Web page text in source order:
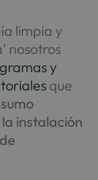
limpia y
nosotros
y
que
instalación